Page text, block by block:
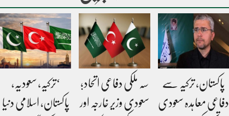
پاکستان، ترکیہ سے
دفاعی معاہدہ سعودی
سہ ملکی دفاعی اتحاد؛
سعودی وزیر خارجہ اور
‘ترکیہ، سعودیہ،
پاکستان، اسلامی دنیا